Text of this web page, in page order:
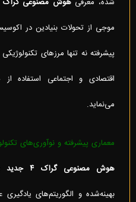
پیشرفته نه تنها مرزهای
اقتصادی و اجتماعی استفاده
می‌نماید.
معماری پیشرفته و نوآوری‌های
هوش مصنوعی گراک ۴ جدید
بهینه‌شده و الگوریتم‌های